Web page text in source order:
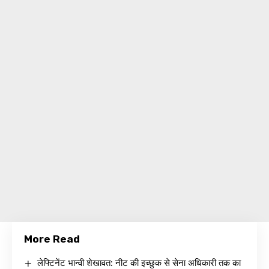
More Read
लेफ्टिनेंट भान्वी शेखावत: नीट की इच्छुक से सेना अधिकारी तक का